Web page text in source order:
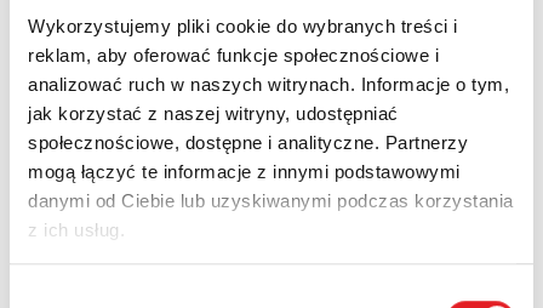
Wykorzystujemy pliki cookie do wybranych treści i
reklam, aby oferować funkcje społecznościowe i
analizować ruch w naszych witrynach. Informacje o tym,
jak korzystać z naszej witryny, udostępniać
społecznościowe, dostępne i analityczne. Partnerzy
mogą łączyć te informacje z innymi podstawowymi
danymi od Ciebie lub uzyskiwanymi podczas korzystania
z ich usług.
Zapytaj o szczegóły oferty
Imię i nazwisko: *
Adres e-mail: *